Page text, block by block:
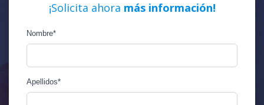
¡Solicita ahora más información!
Nombre*
Apellidos*